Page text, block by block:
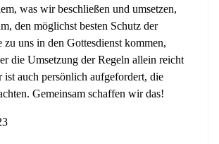
was wir beschließen und umsetzen,
den möglichst besten Schutz der
zu uns in den Gottesdienst kommen,
die Umsetzung der Regeln allein reicht
ist auch persönlich aufgefordert, die
Gemeinsam schaffen wir das!